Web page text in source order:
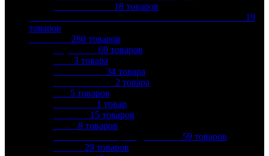
18 товаров
19
товаров
280 товаров
69 товаров
3 товара
34 товара
2 товара
5 товаров
1 товар
15 товаров
8 товаров
59 товаров
29 товаров